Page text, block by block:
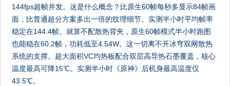
144fps超帧并发。这是什么概念？比原生60帧每秒多显示84帧画
面，比普通超分方案多出一倍的纹理细节。实测半小时平均帧率
稳定在144.4帧。就算不配散热背夹，原生60帧模式半小时跑图
也能稳在60.2帧，功耗低至4.54W。这一切离不开冰穹双网散热
系统的支撑。超大面积VC均热板配合双层高导热石墨覆盖，核心
温度最高可降15℃。实测半小时《原神》后机身最高温度仅
43.5℃。